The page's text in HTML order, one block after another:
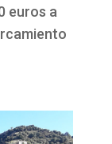
euros a